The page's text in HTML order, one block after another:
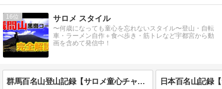
16 サロメ スタイル
〜何歳になっても童心を忘れないスタイル〜登山・自転
車・ラーメン自作＋食べ歩き・筋トレなど宇都宮から動
画を含めて発信中！
群馬百名山登山記録【サロメ童心チャンネル】